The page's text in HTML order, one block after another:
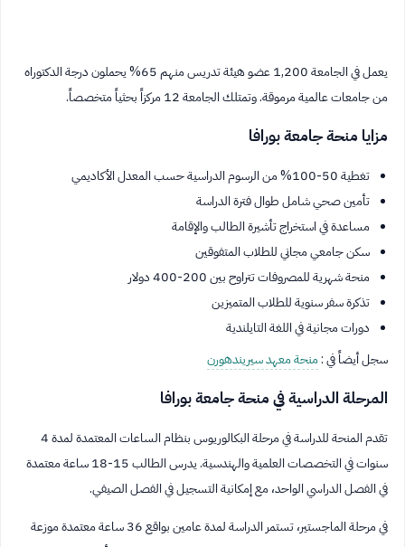
يعمل في الجامعة 1,200 عضو هيئة تدريس منهم 65% يحملون درجة الدكتوراه
من جامعات عالمية مرموقة. وتمتلك الجامعة 12 مركزاً بحثياً متخصصاً.
مزايا منحة جامعة بورافا
تغطية 50-100% من الرسوم الدراسية حسب المعدل الأكاديمي
تأمين صحي شامل طوال فترة الدراسة
مساعدة في استخراج تأشيرة الطالب والإقامة
سكن جامعي مجاني للطلاب المتفوقين
منحة شهرية للمصروفات تتراوح بين 200-400 دولار
تذكرة سفر سنوية للطلاب المتميزين
دورات مجانية في اللغة التايلندية
سجل أيضاً في :منحة معهد سيريندهورن
المرحلة الدراسية في منحة جامعة بورافا
تقدم المنحة للدراسة في مرحلة البكالوريوس بنظام الساعات المعتمدة لمدة 4
سنوات في التخصصات العلمية والهندسية. يدرس الطالب 15-18 ساعة معتمدة
في الفصل الدراسي الواحد، مع إمكانية التسجيل في الفصل الصيفي.
في مرحلة الماجستير، تستمر الدراسة لمدة عامين بواقع 36 ساعة معتمدة موزعة